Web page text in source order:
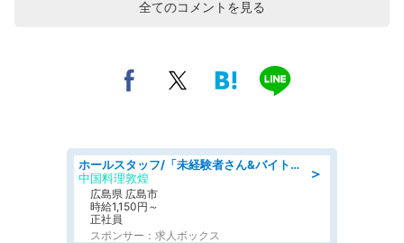
全てのコメントを見る
＞
ホールスタッフ/「未経験者さん&バイトデビューも大歓迎」残業ほぼなし×1日3時間〜勤務OK!フォロー体制も充実/広島県/広島市南区
中国料理敦煌
広島県 広島市
時給1,150円～
正社員
スポンサー：求人ボックス